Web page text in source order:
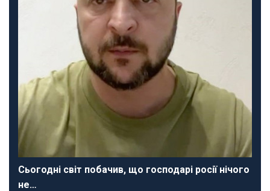
Сьогодні світ побачив, що господарі росії нічого
не…